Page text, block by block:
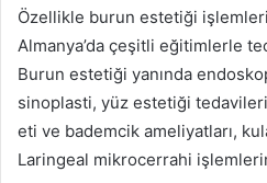
Özellikle burun estetiği
Almanya’da çeşitli eğitimlerle
Burun estetiği yanında
sinoplasti, yüz estetiği
eti ve bademcik ameliyatları,
Laringeal mikrocerrahi